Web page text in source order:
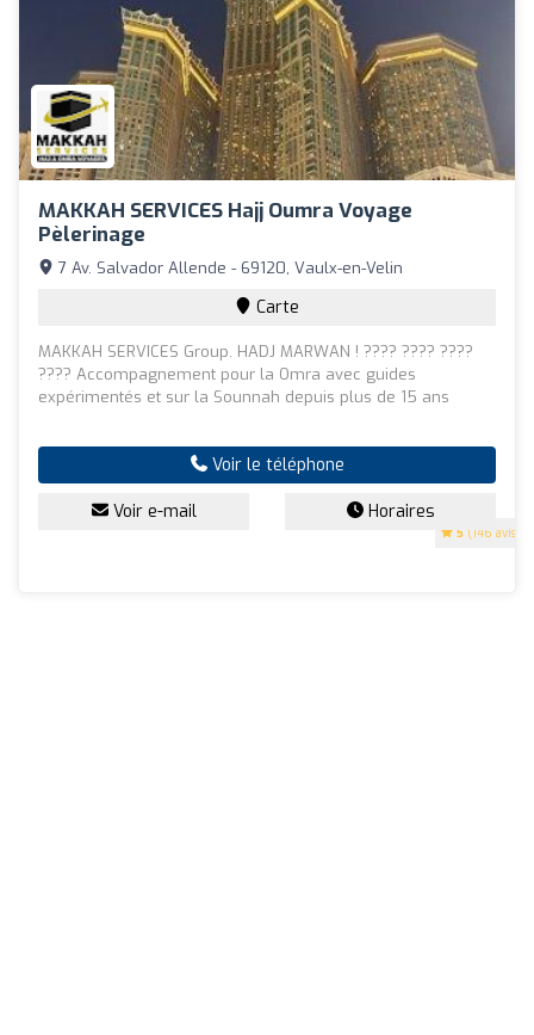
MAKKAH SERVICES Hajj Oumra Voyage
Pèlerinage
5 (146 avis)
7 Av. Salvador Allende - 69120, Vaulx-en-Velin
Carte
MAKKAH SERVICES Group. HADJ MARWAN ! ???? ???? ????
???? Accompagnement pour la Omra avec guides
expérimentés et sur la Sounnah depuis plus de 15 ans
Voir le téléphone
Voir e-mail Horaires